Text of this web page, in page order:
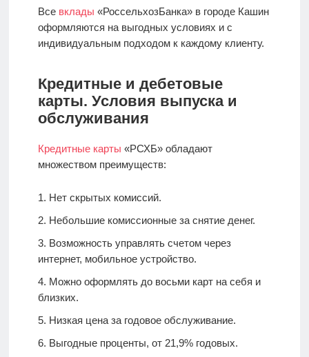
Все вклады «РоссельхозБанка» в городе Кашин
оформляются на выгодных условиях и с
индивидуальным подходом к каждому клиенту.
Кредитные и дебетовые
карты. Условия выпуска и
обслуживания
Кредитные карты «РСХБ» обладают
множеством преимуществ:
Нет скрытых комиссий.
Небольшие комиссионные за снятие денег.
Возможность управлять счетом через
интернет, мобильное устройство.
Можно оформлять до восьми карт на себя и
близких.
Низкая цена за годовое обслуживание.
Выгодные проценты, от 21,9% годовых.